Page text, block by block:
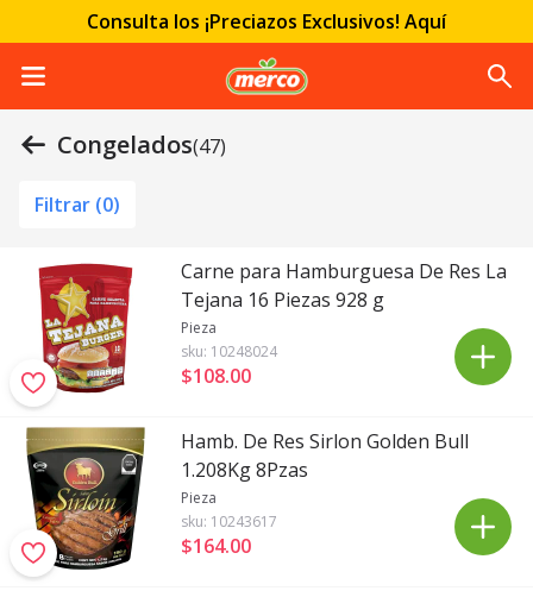
Consulta los ¡Preciazos Exclusivos! Aquí
Congelados(47)
Filtrar (0)
Carne para Hamburguesa De Res La
Tejana 16 Piezas 928 g
Pieza
sku: 10248024
$108.00
Hamb. De Res Sirlon Golden Bull
1.208Kg 8Pzas
Pieza
sku: 10243617
$164.00